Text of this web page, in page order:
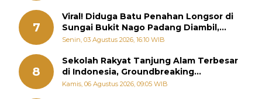
7
Viral! Diduga Batu Penahan Longsor di
Sungai Bukit Nago Padang Diambil,
Warga Khawatir Bencana Terulang
Senin, 03 Agustus 2026, 16:10 WIB
8
Sekolah Rakyat Tanjung Alam Terbesar
di Indonesia, Groundbreaking
September
Kamis, 06 Agustus 2026, 09:05 WIB